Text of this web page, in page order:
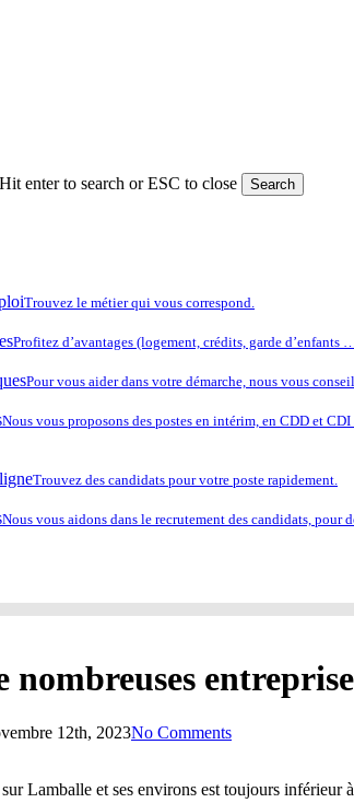
Hit enter to search or ESC to close Search
Trouvez le métier qui vous correspond.
Profitez d’avantages (logement, crédits, garde d’enfants
Pour vous aider dans votre démarche, nous vous
Nous vous proposons des postes en intérim, en CDD et
Trouvez des candidats pour votre poste rapidement.
Nous vous aidons dans le recrutement des candidats, pour
nombreuses
12th, 2023No Comments
Lamballe et ses environs est toujours inférieur